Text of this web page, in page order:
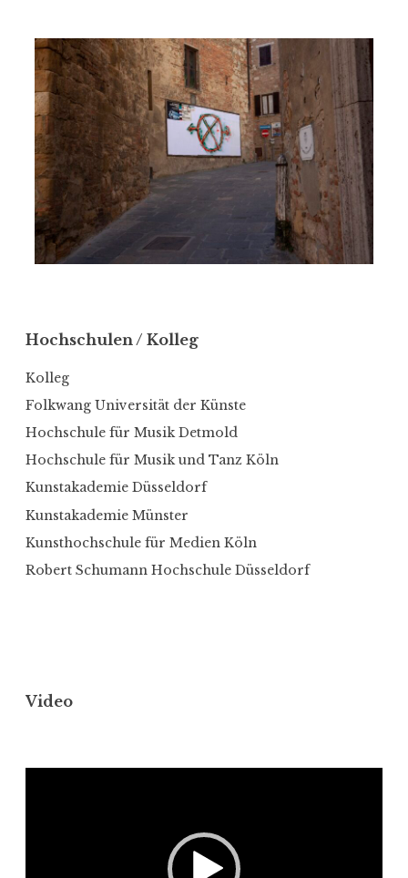
Hochschulen / Kolleg
Kolleg
Folkwang Universität der Künste
Hochschule für Musik Detmold
Hochschule für Musik und Tanz Köln
Kunstakademie Düsseldorf
Kunstakademie Münster
Kunsthochschule für Medien Köln
Robert Schumann Hochschule Düsseldorf
Video